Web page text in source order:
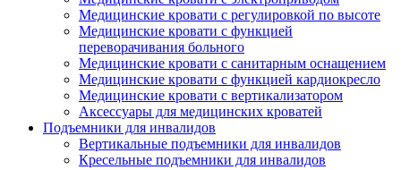
Медицинские кровати с регулировкой по высоте
Медицинские кровати с функцией
переворачивания больного
Медицинские кровати с санитарным оснащением
Медицинские кровати с функцией кардиокресло
Медицинские кровати с вертикализатором
Аксессуары для медицинских кроватей
Подъемники для инвалидов
Вертикальные подъемники для инвалидов
Кресельные подъемники для инвалидов